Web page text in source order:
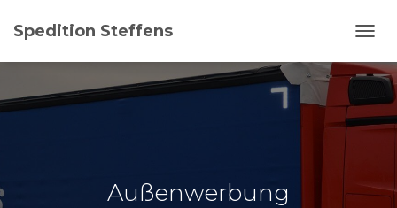
Spedition Steffens
A
V
A
N
Außenwerbung